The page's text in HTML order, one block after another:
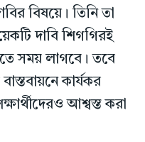
বিষয়ে। তিনি তা
দাবি শিগগিরই
সময় লাগবে। তবে
কার্যকর
আশ্বস্ত করা